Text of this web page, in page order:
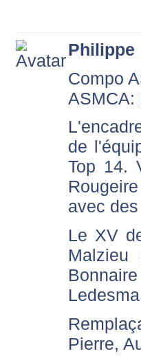
Philippe
Compo
ASMCA:
de
Top 14.
avec
Le XV
Pierre,